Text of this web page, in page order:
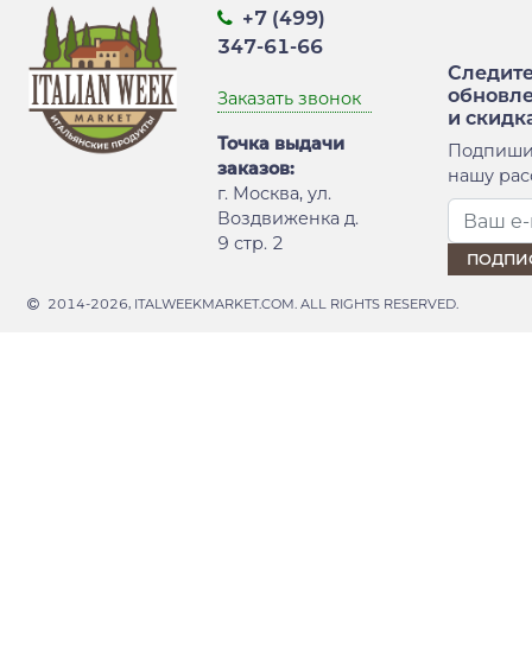
+7 (499)
347-61-66
Заказать звонок
Точка выдачи
заказов:
г. Москва, ул.
Воздвиженка д.
9 стр. 2
и
нашу
2014-2026, ITALWEEKMARKET.COM. ALL RIGHTS RESERVED.